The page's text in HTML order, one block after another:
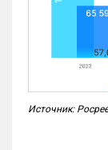
Источник: